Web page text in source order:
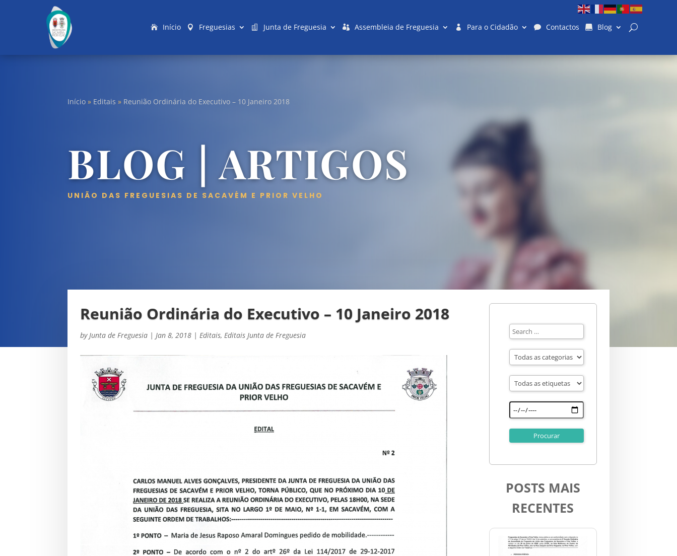
Início Freguesias Junta de Freguesia Assembleia de Freguesia Para o Cidadão Contactos Blog
Início » Editais » Reunião Ordinária do Executivo – 10 Janeiro 2018
BLOG | ARTIGOS
UNIÃO DAS FREGUESIAS DE SACAVÉM E PRIOR VELHO
Reunião Ordinária do Executivo – 10 Janeiro 2018
by Junta de Freguesia | Jan 8, 2018 | Editais, Editais Junta de Freguesia
POSTS MAIS
RECENTES